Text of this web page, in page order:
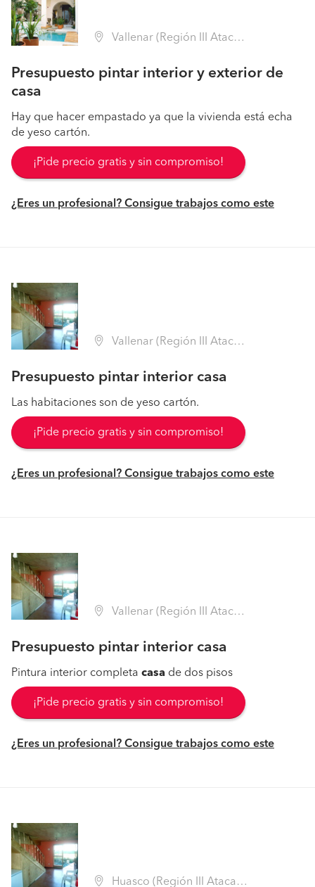
Vallenar (Región III Atacama - Huasco)
Presupuesto pintar interior y exterior de
casa
Hay que hacer empastado ya que la vivienda está echa
de yeso cartón.
¡Pide precio gratis y sin compromiso!
¿Eres un profesional? Consigue trabajos como este
Vallenar (Región III Atacama - Huasco)
Presupuesto pintar interior casa
Las habitaciones son de yeso cartón.
¡Pide precio gratis y sin compromiso!
¿Eres un profesional? Consigue trabajos como este
Vallenar (Región III Atacama - Huasco)
Presupuesto pintar interior casa
Pintura interior completa casa de dos pisos
¡Pide precio gratis y sin compromiso!
¿Eres un profesional? Consigue trabajos como este
Huasco (Región III Atacama - Huasco)